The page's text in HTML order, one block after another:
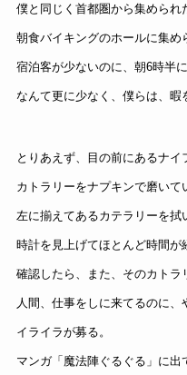
僕と同じく首都圏から集められ
朝食バイキングのホールに集め
宿泊客が少ないのに、 朝6時半
なんて更に少なく、 僕らは、暇
とりあえず、目の前にあるナイ
カトラリーをナプキンで磨いて
左に揃えてあるカテラリーを拭
時計を見上げてほとんど時間が
確認したら、また、そのカトラ
人間、仕事をしに来てるのに、
イライラが募る。
マンガ「魔法陣ぐるぐる」に出